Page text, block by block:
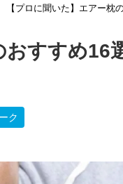
【プロに聞いた】エアー枕
おすすめ16
ク